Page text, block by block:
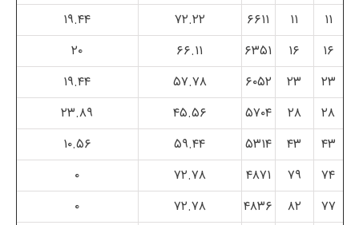
۱۱
۱۱ ۶۶۱۱ ۷۲.۲۲
۱۹.۴۴
۱۶
۱۶ ۶۳۵۱ ۶۶.۱۱
۲۰
۲۳
۲۳ ۶۰۵۲ ۵۷.۷۸
۱۹.۴۴
۲۸
۲۸ ۵۷۰۴ ۴۵.۵۶
۲۳.۸۹
۴۳
۴۳ ۵۳۱۴ ۵۹.۴۴
۱۰.۵۶
۷۴
۷۹ ۴۸۷۱ ۷۲.۷۸
۰
۷۷
۸۲ ۴۸۳۶ ۷۲.۷۸
۰